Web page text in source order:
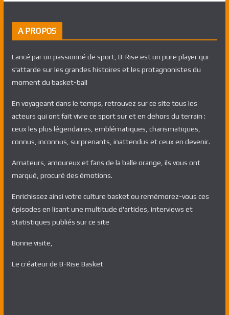
A PROPOS
Lancé par un passionné de sport, B-Rise est un pure player qui
s'attarde sur les grandes histoires et les protagnonistes du
moment du basket-ball
En voyageant dans le temps, retrouvez sur ce site tous les
acteurs qui ont fait vivre ce sport sur et en dehors du terrain :
ceux les plus légendaires, emblématiques, charismatiques,
connus, inconnus, surprenants, inattendus et ceux en devenir.
Amateurs, amoureux et fans de la balle orange, ils vous ont
marqué, procuré des émotions.
Enrichissez ainsi votre culture basket ou remémorez-vous ces
épisodes en lisant une multitude d'articles, interviews et
statistiques publiés sur ce site
Bonne visite,
Le créateur de B-Rise Basket